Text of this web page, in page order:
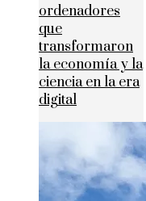
ordenadores
que
transformaron
la economía y la
ciencia en la era
digital